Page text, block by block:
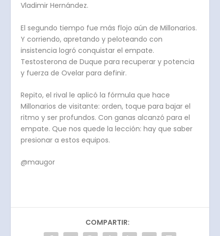
Vladimir Hernández.
El segundo tiempo fue más flojo aún de Millonarios.
Y corriendo, apretando y peloteando con
insistencia logró conquistar el empate.
Testosterona de Duque para recuperar y potencia
y fuerza de Ovelar para definir.
Repito, el rival le aplicó la fórmula que hace
Millonarios de visitante: orden, toque para bajar el
ritmo y ser profundos. Con ganas alcanzó para el
empate. Que nos quede la lección: hay que saber
presionar a estos equipos.
@maugor
COMPARTIR: